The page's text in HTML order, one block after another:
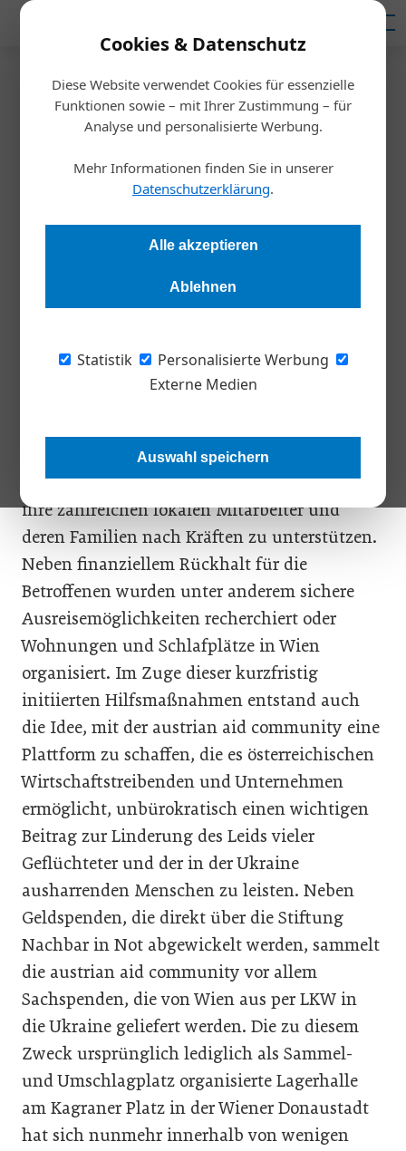
Cookies & Datenschutz
Diese Website verwendet Cookies für essenzielle
Funktionen sowie – mit Ihrer Zustimmung – für
Analyse und personalisierte Werbung.
Mehr Informationen finden Sie in unserer
Datenschutzerklärung.
Alle akzeptieren
Ablehnen
Statistik
Personalisierte Werbung
Externe Medien
Auswahl speichern
Startseite/Meldungen
Wiener Unternehmer initiiert
“austrian aid community“
Angesichts der drastischen humanitären Lage in der Ukraine
hat der Wiener Unternehmer Vassili Tolstunov eine
gerufen.
Unternehmen Trafin, das zur T&F-
Firmengruppe gehört, mit Hochdruck daran,
ihre zahlreichen lokalen Mitarbeiter und
deren Familien nach Kräften zu unterstützen.
Neben finanziellem Rückhalt für die
Betroffenen wurden unter anderem sichere
Ausreisemöglichkeiten recherchiert oder
Wohnungen und Schlafplätze in Wien
organisiert. Im Zuge dieser kurzfristig
initiierten Hilfsmaßnahmen entstand auch
die Idee, mit der austrian aid community eine
Plattform zu schaffen, die es österreichischen
Wirtschaftstreibenden und Unternehmen
ermöglicht, unbürokratisch einen wichtigen
Beitrag zur Linderung des Leids vieler
Geflüchteter und der in der Ukraine
ausharrenden Menschen zu leisten. Neben
Geldspenden, die direkt über die Stiftung
Nachbar in Not abgewickelt werden, sammelt
die austrian aid community vor allem
Sachspenden, die von Wien aus per LKW in
die Ukraine geliefert werden. Die zu diesem
Zweck ursprünglich lediglich als Sammel-
und Umschlagplatz organisierte Lagerhalle
am Kagraner Platz in der Wiener Donaustadt
hat sich nunmehr innerhalb von wenigen